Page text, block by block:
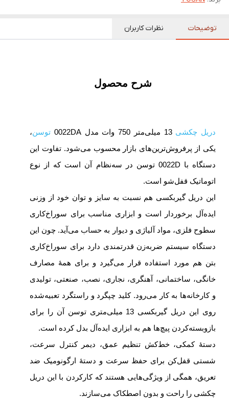
توضیحات نظرات کاربران
شرح محصول
دریل چکشی 13 میلی‌متر 750 وات مدل 0022DA توسن،
یکی از پرفروش‌ترین‌های بازار محسوب می‌شود. تفاوت این
دستگاه با 0022D توسن در سه‌نظام آن است که از نوع
اتوماتیک قفل‌شو است.
این دریل گیربکسی هم نسبت به سایز و توان خود از وزنی
ایده‌آل برخوردار است و ابزاری مناسب برای سوراخ‌کاری
سطوح فلزی، مواد آلیاژی و دیوار به حساب می‌آید. چون این
دستگاه سیستم ضربه‌زن قدرتمندی دارد برای سوراخ‌کاری
بتن هم مورد استفاده قرار می‌گیرد و برای همۀ مصارف
خانگی، ساختمانی، آهنگری، نجاری، نصب، صنعتی، تولیدی
و کارخانه‌ها به کار می‌رود. کلید چپگرد و راستگرد تعبیه‌شده
روی این دریل گیربکسی 13 میلی‌متری توسن آن را برای
بازوبسته‌کردن پیچ‌ها هم به ابزاری ایده‌آل بدل کرده است.
دستۀ کمکی، خط‌کش تنظیم عمق، دیمر کنترل سرعت،
شستی قفل‌کن برای حفظ سرعت و دستۀ ارگونومیک ضد
تعریق، همگی از ویژگی‌هایی هستند که کارکردن با این دریل
چکشی را راحت و بدون اصطکاک می‌سازند.